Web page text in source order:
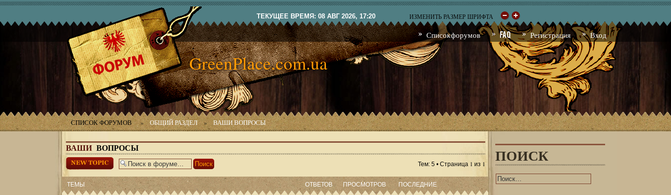
ТЕКУЩЕЕ ВРЕМЯ: 08 АВГ 2026, 17:20 ИЗМЕНИТЬ РАЗМЕР ШРИФТА
Список форумов FAQ Регистрация Вход
GreenPlace.com.ua
СПИСОК ФОРУМОВ » ОБЩИЙ РАЗДЕЛ » ВАШИ ВОПРОСЫ
ВАШИ ВОПРОСЫ
Начать новую
тему
Тем: 5 • Страница 1 из 1
ТЕМЫ ОТВЕТОВ ПРОСМОТРОВ ПОСЛЕДНИЕ
ПОИСК